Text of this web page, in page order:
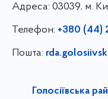
Адреса: 03039, м.
Телефон: +380 (44)
Пошта:
Голосіївська